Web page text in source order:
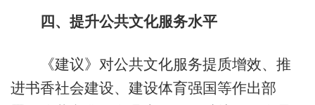
四、提升公共文化服务水平
《建议》对公共文化服务提质增效、推
进书香社会建设、建设体育强国等作出部